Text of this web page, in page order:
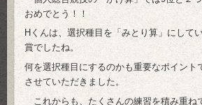
おめでとう！！
Hくんは、選択種目を「みとり算」にして
賞でしたね。
何を選択種目にするのかも重要なポイント
させていただきました。
これからも、たくさんの練習を積み重ね